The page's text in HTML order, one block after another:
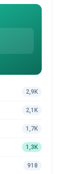
2,9K
2,1K
1,7K
1,3K
918